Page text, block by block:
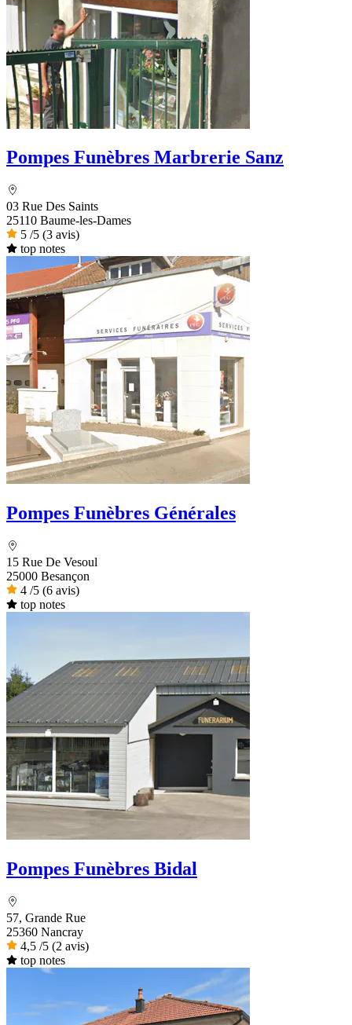
Pompes Funèbres Marbrerie Sanz
03 Rue Des Saints
25110 Baume-les-Dames
5 /5 (3 avis)
top notes
Pompes Funèbres Générales
15 Rue De Vesoul
25000 Besançon
4 /5 (6 avis)
top notes
Pompes Funèbres Bidal
57, Grande Rue
25360 Nancray
4,5 /5 (2 avis)
top notes